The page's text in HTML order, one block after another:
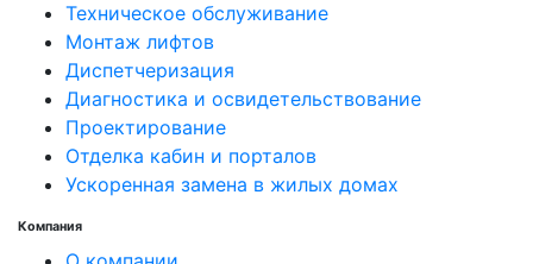
Техническое обслуживание
Монтаж лифтов
Диспетчеризация
Диагностика и освидетельствование
Проектирование
Отделка кабин и порталов
Ускоренная замена в жилых домах
Компания